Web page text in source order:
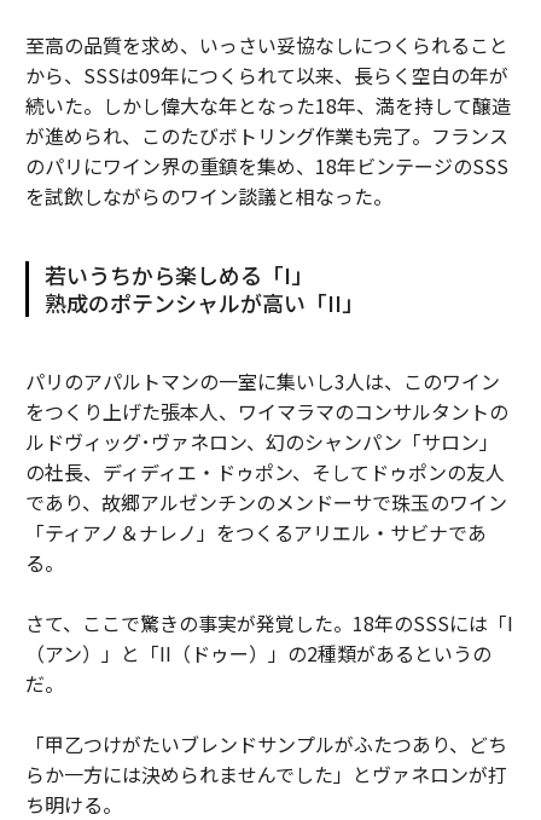
至高の品質を求め、いっさい妥協なしにつくられること
から、SSSは09年につくられて以来、長らく空白の年が
続いた。しかし偉大な年となった18年、満を持して醸造
が進められ、このたびボトリング作業も完了。フランス
のパリにワイン界の重鎮を集め、18年ビンテージのSSS
を試飲しながらのワイン談議と相なった。
若いうちから楽しめる「I」
熟成のポテンシャルが高い「II」
パリのアパルトマンの一室に集いし3人は、このワイン
をつくり上げた張本人、ワイマラマのコンサルタントの
ルドヴィッグ･ヴァネロン、幻のシャンパン「サロン」
の社長、ディディエ・ドゥポン、そしてドゥポンの友人
であり、故郷アルゼンチンのメンドーサで珠玉のワイン
「ティアノ＆ナレノ」をつくるアリエル・サビナであ
る。
さて、ここで驚きの事実が発覚した。18年のSSSには「I
（アン）」と「II（ドゥー）」の2種類があるというの
だ。
「甲乙つけがたいブレンドサンプルがふたつあり、どち
らか一方には決められませんでした」とヴァネロンが打
ち明ける。